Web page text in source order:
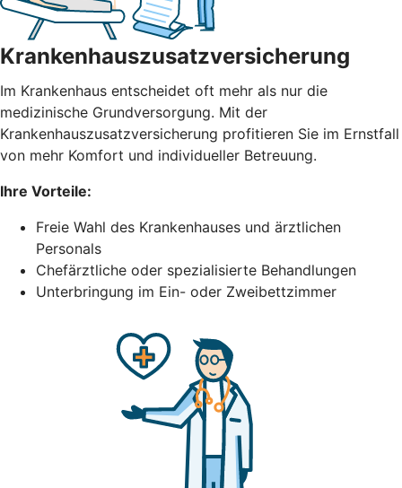
Krankenhauszusatzversicherung
Im Krankenhaus entscheidet oft mehr als nur die
medizinische Grundversorgung. Mit der
Krankenhauszusatzversicherung profitieren Sie im Ernstfall
von mehr Komfort und individueller Betreuung.
Ihre Vorteile:
Freie Wahl des Krankenhauses und ärztlichen
Personals
Chefärztliche oder spezialisierte Behandlungen
Unterbringung im Ein- oder Zweibettzimmer